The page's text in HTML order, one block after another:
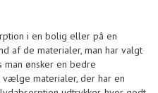
i en bolig eller på en
af de materialer, man har valgt
ønsker en bedre
materialer, der har en